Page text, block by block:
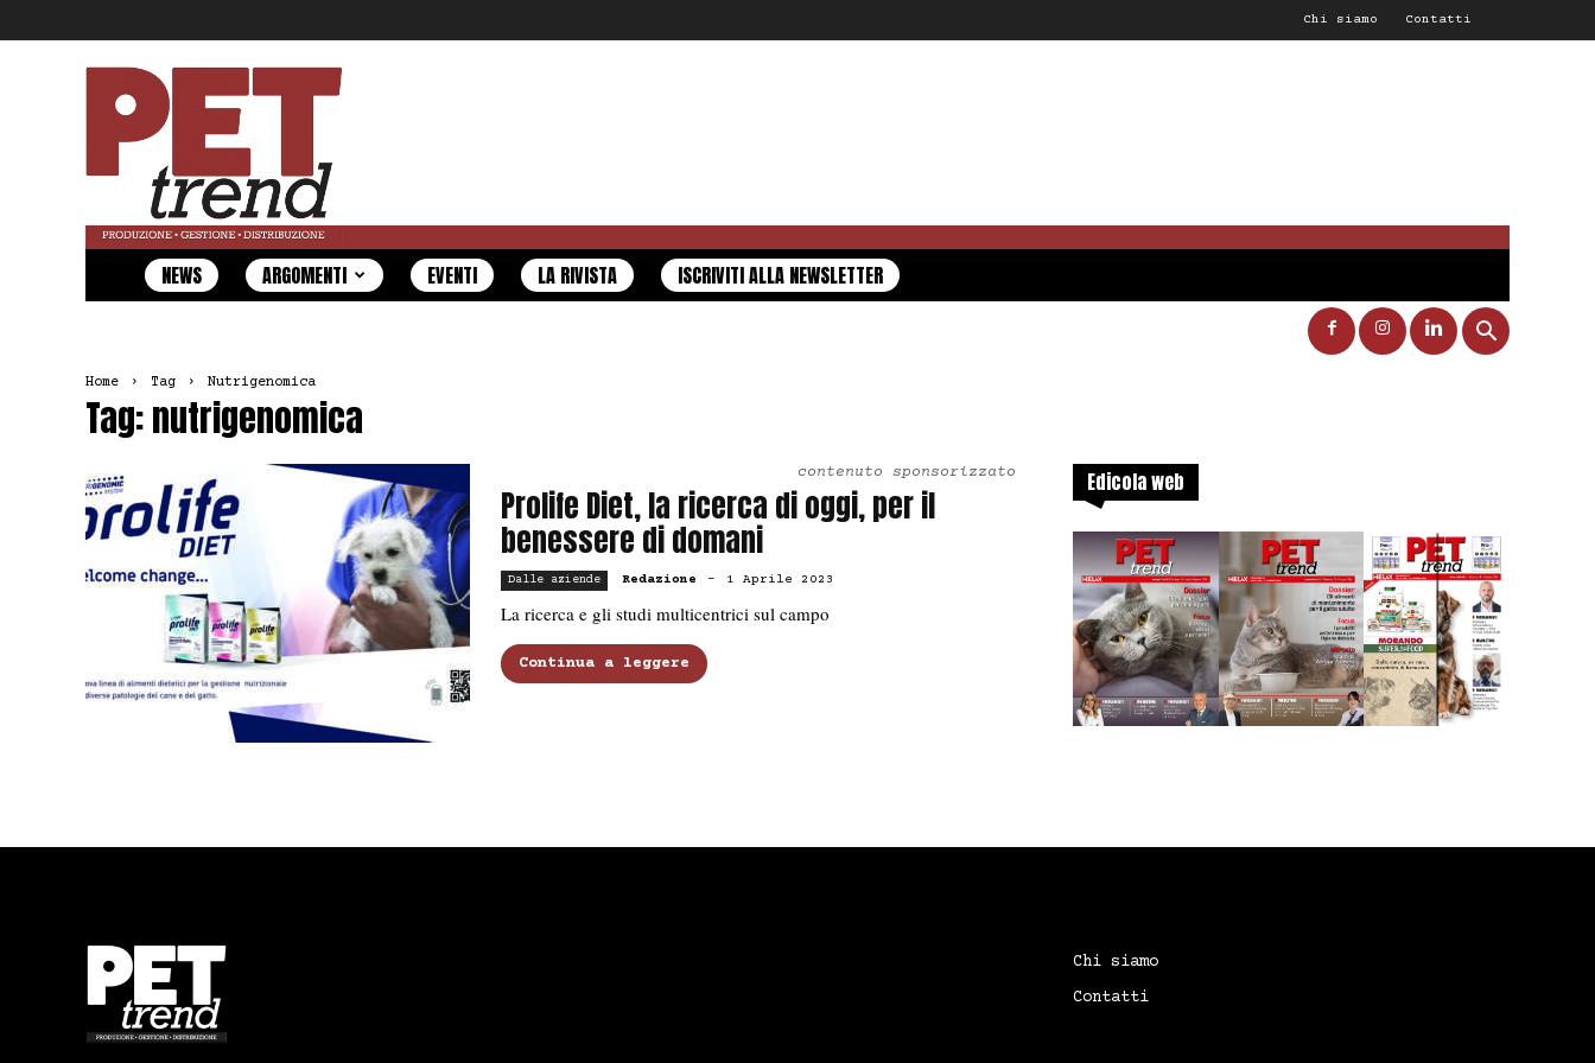
Chi siamo Contatti
Pet
Trend
NEWS ARGOMENTI EVENTI LA RIVISTA ISCRIVITI ALLA NEWSLETTER
Home Tag Nutrigenomica
Tag: nutrigenomica
contenuto sponsorizzato
Prolife Diet, la ricerca di oggi, per il
benessere di domani
Dalle aziende Redazione - 1 Aprile 2023
La ricerca e gli studi multicentrici sul campo
Continua a leggere
Edicola web
Chi siamo
Contatti